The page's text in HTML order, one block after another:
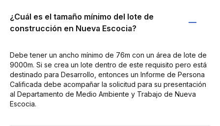
¿Cuál es el tamaño mínimo del lote de
construcción en Nueva Escocia?
Debe tener un ancho mínimo de 76m con un área de lote de
9000m. Si se crea un lote dentro de este requisito pero está
destinado para Desarrollo, entonces un Informe de Persona
Calificada debe acompañar la solicitud para su presentación
al Departamento de Medio Ambiente y Trabajo de Nueva
Escocia.